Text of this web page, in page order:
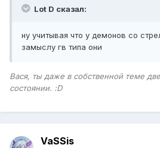
Lot D сказал:
ну учитывая что у демонов со
замыслу гв типа они
Вася, ты даже в собственной теме
состоянии. :D
VaSSis